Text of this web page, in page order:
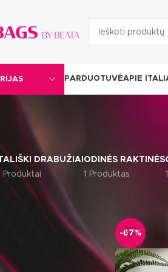
PARDUOTUVĖAPIE
DRABUŽIAI
Produktai
ODINĖS RAKTINĖS
1 Produktas
-67%